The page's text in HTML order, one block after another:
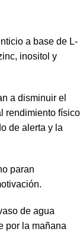
a base de L-
inositol y
a disminuir el
rendimiento físico
de alerta y la
paran
de agua
por la mañana